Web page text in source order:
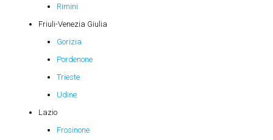
Rimini
Friuli-Venezia Giulia
Gorizia
Pordenone
Trieste
Udine
Lazio
Frosinone